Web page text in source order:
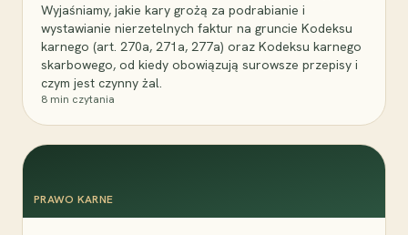
Wyjaśniamy, jakie kary grożą za podrabianie i
wystawianie nierzetelnych faktur na gruncie Kodeksu
karnego (art. 270a, 271a, 277a) oraz Kodeksu karnego
skarbowego, od kiedy obowiązują surowsze przepisy i
czym jest czynny żal.
8 min czytania
PRAWO KARNE